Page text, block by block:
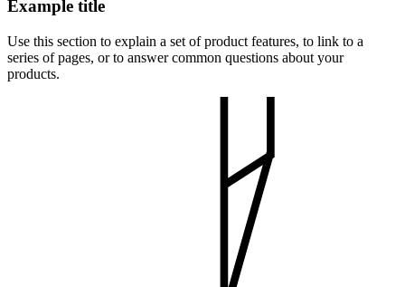
Example title
Use this section to explain a set of product features, to link to a
series of pages, or to answer common questions about your
products.